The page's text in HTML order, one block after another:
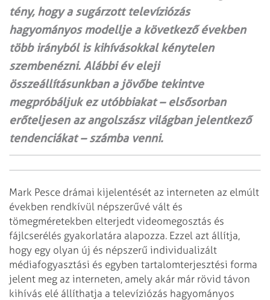
tény, hogy a sugárzott televíziózás
hagyományos modellje a következő években
több irányból is kihívásokkal kénytelen
szembenézni. Alábbi év eleji
összeállításunkban a jövőbe tekintve
megpróbáljuk ez utóbbiakat – elsősorban
erőteljesen az angolszász világban jelentkező
tendenciákat – számba venni.
Mark Pesce drámai kijelentését az interneten az elmúlt
években rendkívül népszerűvé vált és
tömegméretekben elterjedt videomegosztás és
fájlcserélés gyakorlatára alapozza. Ezzel azt állítja,
hogy egy olyan új és népszerű individualizált
médiafogyasztási és egyben tartalomterjesztési forma
jelent meg az interneten, amely akár már rövid távon
kihívás elé állíthatja a televíziózás hagyományos